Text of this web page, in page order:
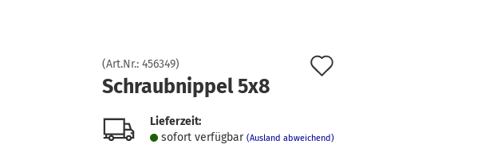
(Art.Nr.: 456349)
Schraubnippel 5x8
Lieferzeit:
sofort verfügbar (Ausland abweichend)